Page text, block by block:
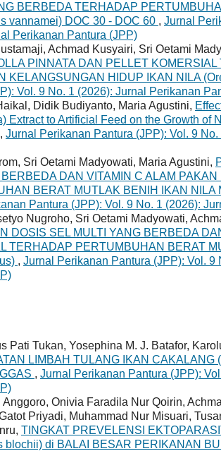
BERBEDA TERHADAP
vannamei) DOC 30 - DOC 60 , Jurnal
Perikanan Pantura (JPP)
Achmad Kusyairi, Sri Oetami
PINNATA DAN PELLET
KELANGSUNGAN HIDUP IKAN NILA
Vol. 9 No. 1 (2026): Jurnal Perikanan
Didik Budiyanto, Maria Agustini,
Extract to Artificial Feed on the Growth of
, Jurnal Perikanan Pantura (JPP): Vol. 9
Sri Oetami Madyowati, Maria Agustini,
BERBEDA DAN VITAMIN C ALAM
BERAT MUTLAK BENIH IKAN
Pantura (JPP): Vol. 9 No. 1 (2026):
Nugroho, Sri Oetami Madyowati,
DOSIS SEL MULTI YANG BERBEDA
TERHADAP PERTUMBUHAN BERAT
, Jurnal Perikanan Pantura (JPP): Vol. 9
Pati Tukan, Yosephina M. J. Batafor,
LIMBAH TULANG IKAN CAKALANG
, Jurnal Perikanan Pantura (JPP):
Onivia Faradila Nur Qoirin,
Priyadi, Muhammad Nur Misuari,
TINGKAT PREVELENSI
blochii) di BALAI BESAR PERIKANAN